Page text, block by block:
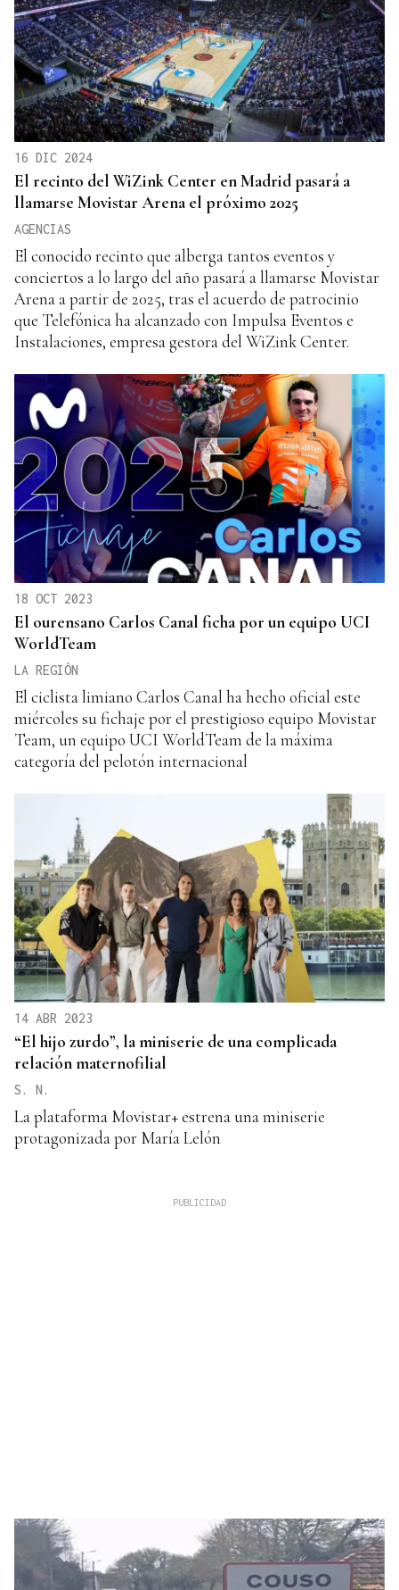
16 DIC 2024
El recinto del WiZink Center en Madrid pasará a
llamarse Movistar Arena el próximo 2025
AGENCIAS
El conocido recinto que alberga tantos eventos y
conciertos a lo largo del año pasará a llamarse Movistar
Arena a partir de 2025, tras el acuerdo de patrocinio
que Telefónica ha alcanzado con Impulsa Eventos e
Instalaciones, empresa gestora del WiZink Center.
18 OCT 2023
El ourensano Carlos Canal ficha por un equipo UCI
WorldTeam
LA REGIÓN
El ciclista limiano Carlos Canal ha hecho oficial este
miércoles su fichaje por el prestigioso equipo Movistar
Team, un equipo UCI WorldTeam de la máxima
categoría del pelotón internacional
14 ABR 2023
“El hijo zurdo”, la miniserie de una complicada
relación maternofilial
S. N.
La plataforma Movistar+ estrena una miniserie
protagonizada por María Lelón